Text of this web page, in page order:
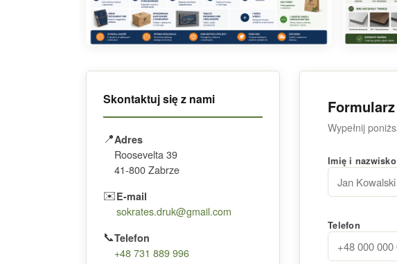
Skontaktuj się z nami
📍Adres
Roosevelta 39
41-800 Zabrze
✉️E-mail
sokrates.druk@gmail.com
📞Telefon
+48 731 889 996
Wypełnij
Imię i
Telefon